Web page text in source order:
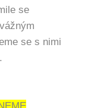
se
se s nimi